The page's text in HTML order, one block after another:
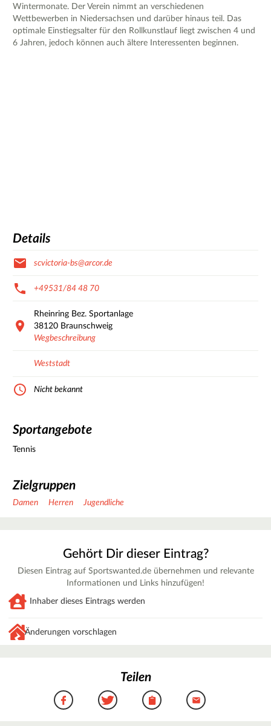
Wintermonate. Der Verein nimmt an verschiedenen
Wettbewerben in Niedersachsen und darüber hinaus teil. Das
optimale Einstiegsalter für den Rollkunstlauf liegt zwischen 4 und
6 Jahren, jedoch können auch ältere Interessenten beginnen.
Details
scvictoria-bs@arcor.de
+49531/84 48 70
Rheinring Bez. Sportanlage
38120 Braunschweig
Wegbeschreibung
Weststadt
Nicht bekannt
Sportangebote
Tennis
Zielgruppen
Damen Herren Jugendliche
Gehört Dir dieser Eintrag?
Diesen Eintrag auf Sportswanted.de übernehmen und relevante
Informationen und Links hinzufügen!
Inhaber dieses Eintrags werden
Änderungen vorschlagen
Teilen